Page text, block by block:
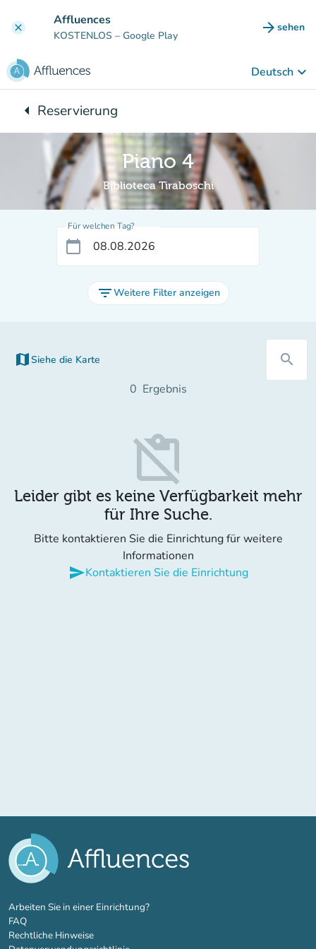
clear Affluences
KOSTENLOS – Google Play arrow_forward sehen
(new
Deutsch keyboard_arrow_down
arrow_leftZurück zu:
Reservierung
Piano 4
Biblioteca Tiraboschi
Für welchen Tag?
calendar_today
filter_listWeitere Filter anzeigen
map Siehe die Karte search
0 Ergebnis
content_paste_off
Leider gibt es keine Verfügbarkeit mehr
für Ihre Suche.
Bitte kontaktieren Sie die Einrichtung für weitere
Informationen
sendKontaktieren Sie die Einrichtung
Arbeiten Sie in einer Einrichtung?(new tab)
FAQ
Rechtliche Hinweise